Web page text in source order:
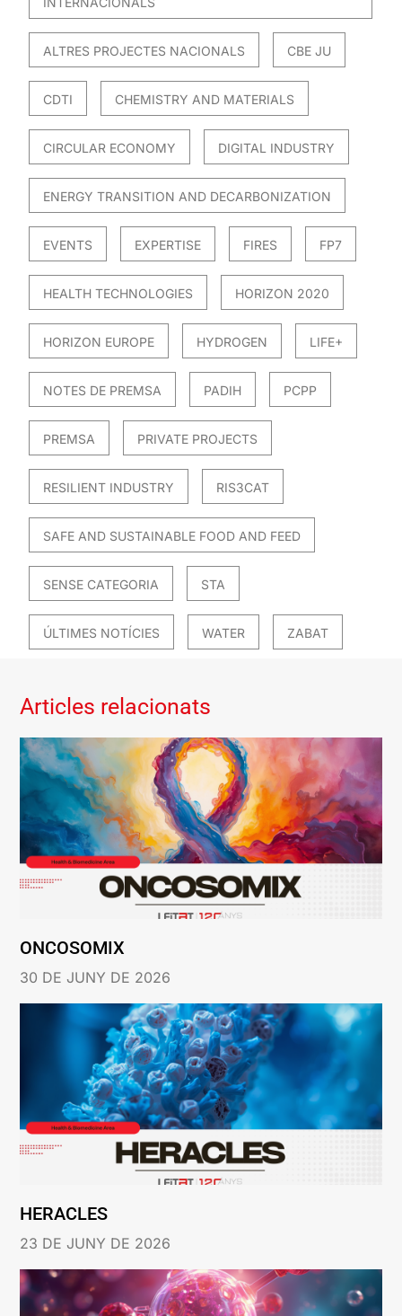
ALTRES PROJECTES NACIONALS CBE JU
CDTI CHEMISTRY AND MATERIALS
CIRCULAR ECONOMY DIGITAL INDUSTRY
ENERGY TRANSITION AND DECARBONIZATION
EVENTS EXPERTISE FIRES FP7
HEALTH TECHNOLOGIES HORIZON 2020
HORIZON EUROPE HYDROGEN LIFE+
NOTES DE PREMSA PADIH PCPP
PREMSA PRIVATE PROJECTS
RESILIENT INDUSTRY RIS3CAT
SAFE AND SUSTAINABLE FOOD AND FEED
SENSE CATEGORIA STA
ÚLTIMES NOTÍCIES WATER ZABAT
Articles relacionats
ONCOSOMIX
30 DE JUNY DE 2026
HERACLES
23 DE JUNY DE 2026